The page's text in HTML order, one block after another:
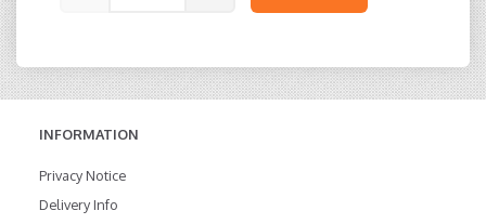
INFORMATION
Privacy Notice
Delivery Info